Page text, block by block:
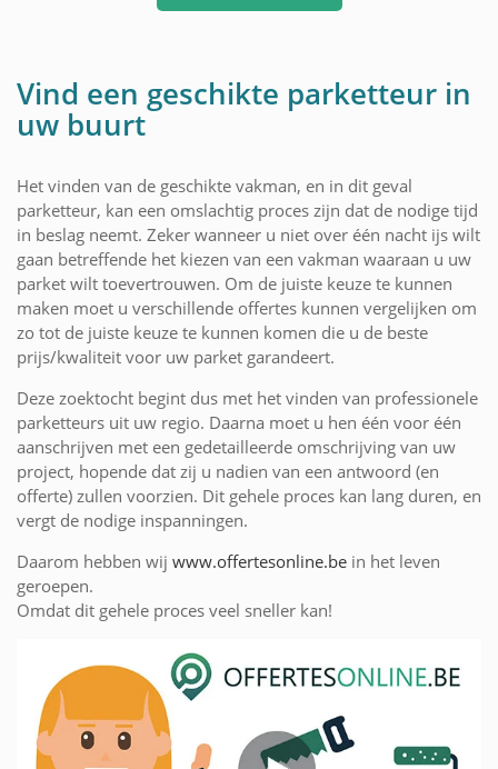
Vind een geschikte parketteur in
uw buurt
Het vinden van de geschikte vakman, en in dit geval
parketteur, kan een omslachtig proces zijn dat de nodige tijd
in beslag neemt. Zeker wanneer u niet over één nacht ijs wilt
gaan betreffende het kiezen van een vakman waaraan u uw
parket wilt toevertrouwen. Om de juiste keuze te kunnen
maken moet u verschillende offertes kunnen vergelijken om
zo tot de juiste keuze te kunnen komen die u de beste
prijs/kwaliteit voor uw parket garandeert.
Deze zoektocht begint dus met het vinden van professionele
parketteurs uit uw regio. Daarna moet u hen één voor één
aanschrijven met een gedetailleerde omschrijving van uw
project, hopende dat zij u nadien van een antwoord (en
offerte) zullen voorzien. Dit gehele proces kan lang duren, en
vergt de nodige inspanningen.
Daarom hebben wij www.offertesonline.be in het leven
geroepen.
Omdat dit gehele proces veel sneller kan!